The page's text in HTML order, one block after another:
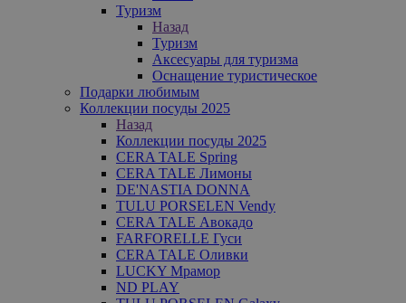
Туризм
Назад
Туризм
Аксесуары для туризма
Оснащение туристическое
Подарки любимым
Коллекции посуды 2025
Назад
Коллекции посуды 2025
CERA TALE Spring
CERA TALE Лимоны
DE'NASTIA DONNA
TULU PORSELEN Vendy
CERA TALE Авокадо
FARFORELLE Гуси
CERA TALE Оливки
LUCKY Мрамор
ND PLAY